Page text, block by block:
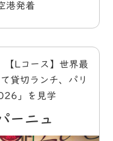
発着
Lコース】世界最
貸切ランチ、パリ
」を見学
ーニュ